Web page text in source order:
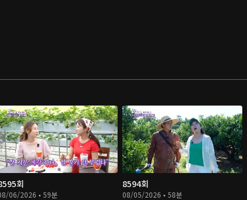
회
06/2026 • 59분
8594회
08/05/2026 • 58분